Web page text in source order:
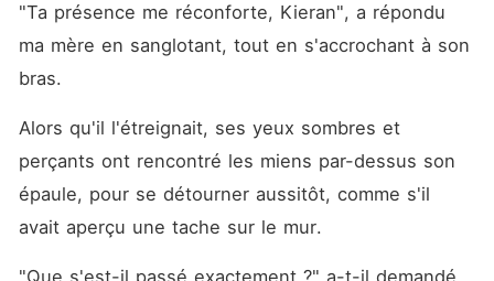
"Ta présence me réconforte, Kieran", a répondu
ma mère en sanglotant, tout en s'accrochant à son
bras.
Alors qu'il l'étreignait, ses yeux sombres et
perçants ont rencontré les miens par-dessus son
épaule, pour se détourner aussitôt, comme s'il
avait aperçu une tache sur le mur.
"Que s'est-il passé exactement ?" a-t-il demandé